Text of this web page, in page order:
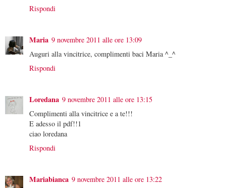
Rispondi
Maria 9 novembre 2011 alle ore 13:09
Auguri alla vincitrice, complimenti baci Maria ^_^
Rispondi
Loredana 9 novembre 2011 alle ore 13:15
Complimenti alla vincitrice e a te!!!
E adesso il pdf!!1
ciao loredana
Rispondi
Mariabianca 9 novembre 2011 alle ore 13:22